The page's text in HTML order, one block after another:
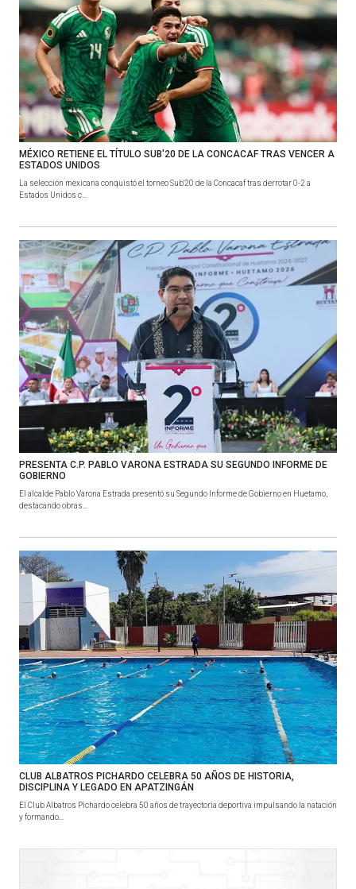
MÉXICO RETIENE EL TÍTULO SUB'20 DE LA CONCACAF TRAS VENCER A
ESTADOS UNIDOS
La selección mexicana conquistó el torneo Sub'20 de la Concacaf tras derrotar 0-2 a
Estados Unidos c...
PRESENTA C.P. PABLO VARONA ESTRADA SU SEGUNDO INFORME DE
GOBIERNO
El alcalde Pablo Varona Estrada presentó su Segundo Informe de Gobierno en Huetamo,
destacando obras...
CLUB ALBATROS PICHARDO CELEBRA 50 AÑOS DE HISTORIA,
DISCIPLINA Y LEGADO EN APATZINGÁN
El Club Albatros Pichardo celebra 50 años de trayectoria deportiva impulsando la natación
y formando...